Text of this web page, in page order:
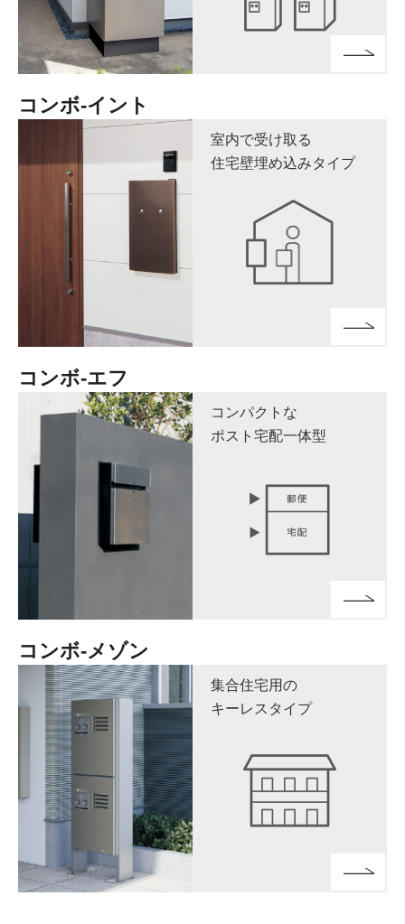
コンボ-イント
室内で受け取る
住宅壁埋め込みタイプ
コンボ-エフ
コンパクトな
ポスト宅配一体型
コンボ-メゾン
集合住宅用の
キーレスタイプ